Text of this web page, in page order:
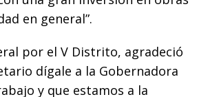
en general”.
por el V Distrito, agradeció
dígale a la Gobernadora
y que estamos a la